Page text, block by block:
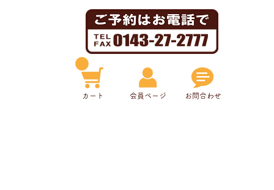
​カート ​会員ページ お問合わせ